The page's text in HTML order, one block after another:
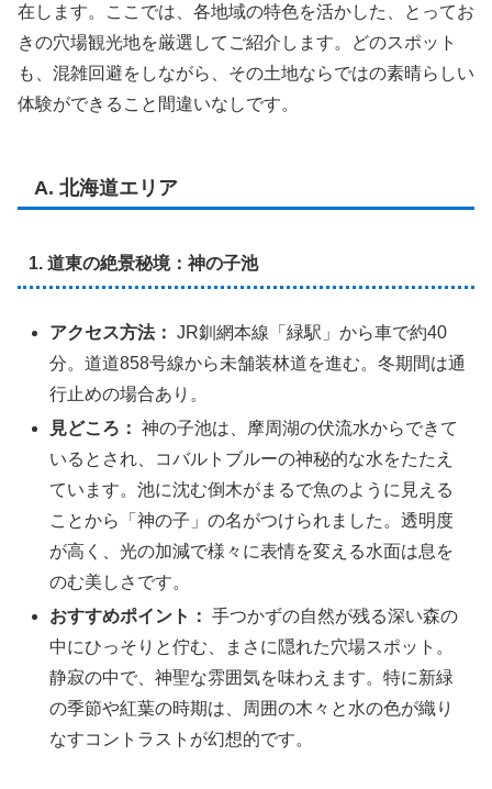
在します。ここでは、各地域の特色を活かした、とってお
きの穴場観光地を厳選してご紹介します。どのスポット
も、混雑回避をしながら、その土地ならではの素晴らしい
体験ができること間違いなしです。
A. 北海道エリア
1. 道東の絶景秘境：神の子池
アクセス方法： JR釧網本線「緑駅」から車で約40
分。道道858号線から未舗装林道を進む。冬期間は通
行止めの場合あり。
見どころ： 神の子池は、摩周湖の伏流水からできて
いるとされ、コバルトブルーの神秘的な水をたたえ
ています。池に沈む倒木がまるで魚のように見える
ことから「神の子」の名がつけられました。透明度
が高く、光の加減で様々に表情を変える水面は息を
のむ美しさです。
おすすめポイント： 手つかずの自然が残る深い森の
中にひっそりと佇む、まさに隠れた穴場スポット。
静寂の中で、神聖な雰囲気を味わえます。特に新緑
の季節や紅葉の時期は、周囲の木々と水の色が織り
なすコントラストが幻想的です。